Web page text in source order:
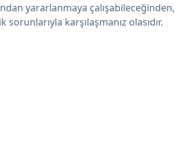
yararlanmaya çalışabileceğinden,
karşılaşmanız olasıdır.